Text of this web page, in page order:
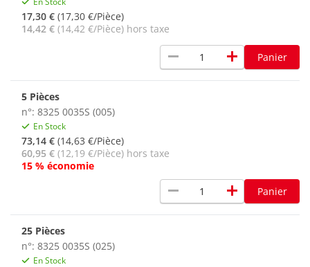
17,30 € (17,30 €/Pièce)
14,42 € (14,42 €/Pièce) hors taxe
remove add Panier
5 Pièces
n°: 8325 0035S (005)
En Stock
73,14 € (14,63 €/Pièce)
60,95 € (12,19 €/Pièce) hors taxe
15 % économie
remove add Panier
25 Pièces
n°: 8325 0035S (025)
En Stock